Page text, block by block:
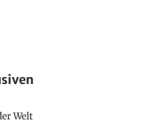
Welt